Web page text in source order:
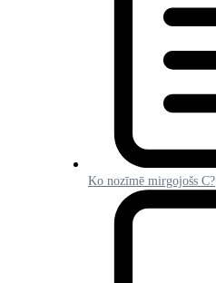
Ko nozīmē mirgojošs C?